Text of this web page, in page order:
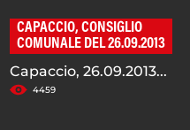
CAPACCIO, CONSIGLIO
COMUNALE DEL 26.09.2013
Capaccio, 26.09.2013...
4459